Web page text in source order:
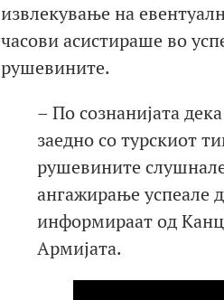
извлекување на
часови асистираше во
рушевините.
– По сознанијата
заедно со турскиот
рушевините
ангажирање успеале
информираат од
Армијата.